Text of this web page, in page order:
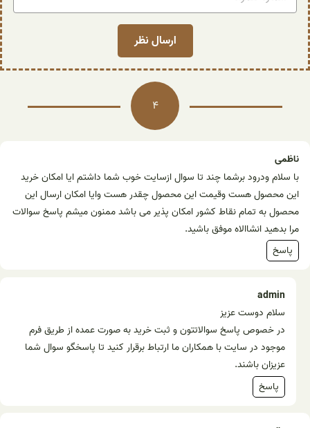
4
ناظمی
با سلام ودرود برشما چند تا سوال ازسایت خوب شما داشتم ایا امکان خرید
این محصول هست وقیمت این محصول چقدر هست وایا امکان ارسال این
محصول به تمام نقاط کشور امکان پذیر می باشد ممنون میشم پاسخ سوالات
مرا بدهید انشاالاه موفق باشید.
پاسخ
admin
سلام دوست عزیز
در خصوص پاسخ سوالاتتون و ثبت خرید به صورت عمده از طریق فرم
موجود در سایت با همکاران ما ارتباط برقرار کنید تا پاسخگو سوال شما
عزیزان باشند.
پاسخ